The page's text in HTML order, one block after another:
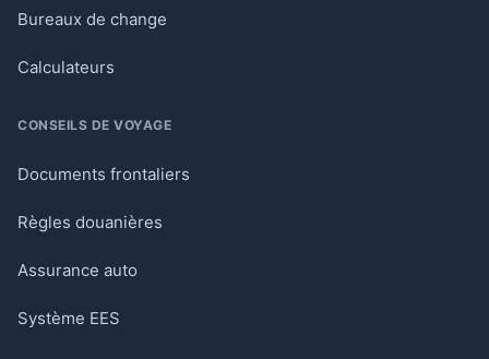
Bureaux de change
Calculateurs
CONSEILS DE VOYAGE
Documents frontaliers
Règles douanières
Assurance auto
Système EES